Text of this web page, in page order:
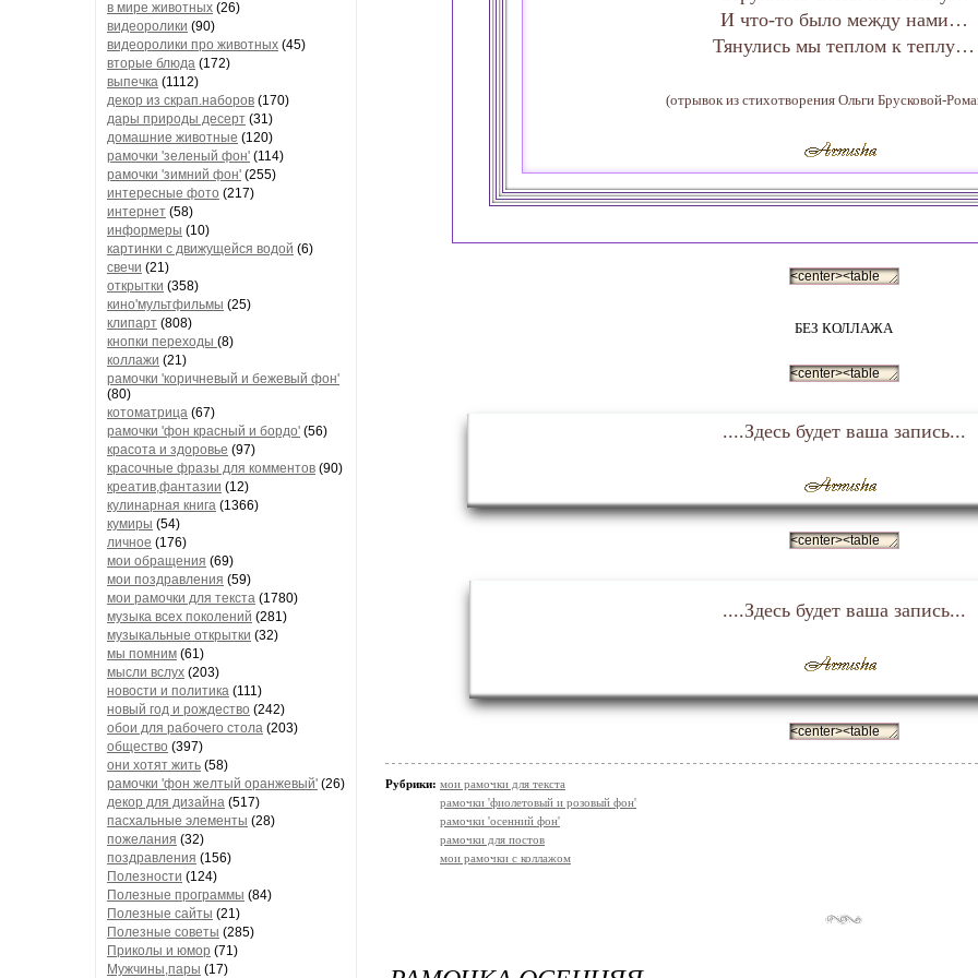
в мире животных (26)
видеоролики (90)
видеоролики про животных (45)
вторые блюда (172)
выпечка (1112)
декор из скрап.наборов (170)
дары природы десерт (31)
домашние животные (120)
рамочки 'зеленый фон' (114)
рамочки 'зимний фон' (255)
интересные фото (217)
интернет (58)
информеры (10)
картинки с движущейся водой (6)
свечи (21)
открытки (358)
кино'мультфильмы (25)
клипарт (808)
кнопки переходы (8)
коллажи (21)
рамочки 'коричневый и бежевый фон'
(80)
котоматрица (67)
рамочки 'фон красный и бордо' (56)
красота и здоровье (97)
красочные фразы для комментов (90)
креатив,фантазии (12)
кулинарная книга (1366)
кумиры (54)
личное (176)
мои обращения (69)
мои поздравления (59)
мои рамочки для текста (1780)
музыка всех поколений (281)
музыкальные открытки (32)
мы помним (61)
мысли вслух (203)
новости и политика (111)
новый год и рождество (242)
обои для рабочего стола (203)
общество (397)
они хотят жить (58)
рамочки 'фон желтый оранжевый' (26)
декор для дизайна (517)
пасхальные элементы (28)
пожелания (32)
поздравления (156)
Полезности (124)
Полезные программы (84)
Полезные сайты (21)
Полезные советы (285)
Приколы и юмор (71)
Мужчины,пары (17)
И что-то было между нами…
Тянулись мы теплом к теплу…
(отрывок из стихотворения Ольги Брусковой-
БЕЗ КОЛЛАЖА
....Здесь будет ваша запись...
....Здесь будет ваша запись...
Рубрики: мои рамочки для текста
рамочки 'фиолетовый и розовый фон'
рамочки 'осенний фон'
рамочки для постов
мои рамочки с коллажом